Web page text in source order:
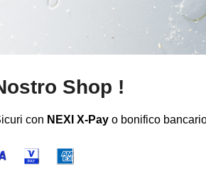
Shop !
con NEXI X-Payo bonifico